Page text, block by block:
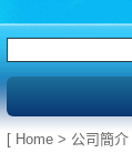
[ Home > 公司簡介